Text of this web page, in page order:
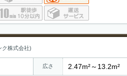
ク株式会社)
広さ 2.47m²～13.2m²